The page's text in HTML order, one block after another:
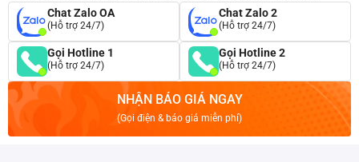
Chat Zalo OA
(Hỗ trợ 24/7)
Chat Zalo 2
(Hỗ trợ 24/7)
Gọi Hotline 1
(Hỗ trợ 24/7)
Gọi Hotline 2
(Hỗ trợ 24/7)
NHẬN BÁO GIÁ NGAY
(Gọi điện & báo giá miễn phí)